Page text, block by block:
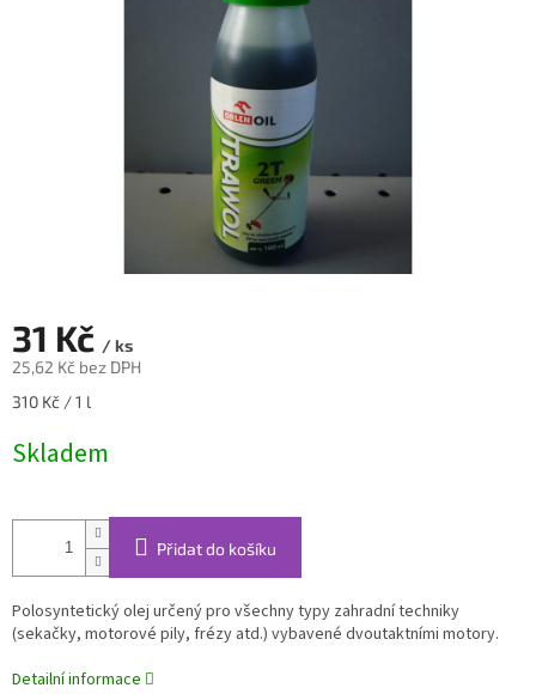
31 Kč / ks
25,62 Kč bez DPH
Měrná
310 Kč / 1 l
Skladem
Přidat do košíku
Polosyntetický olej určený pro všechny typy zahradní techniky
(sekačky, motorové pily, frézy atd.) vybavené dvoutaktními motory.
Detailní informace